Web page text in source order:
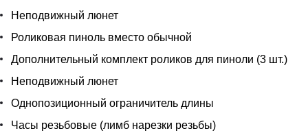
Неподвижный люнет
Роликовая пиноль вместо обычной
Дополнительный комплект роликов для пиноли (3 шт.)
Неподвижный люнет
Однопозиционный ограничитель длины
Часы резьбовые (лимб нарезки резьбы)